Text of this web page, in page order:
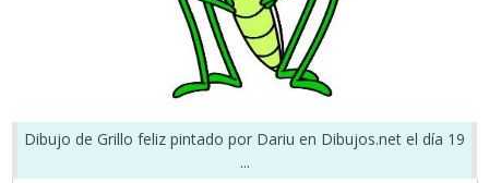
Dibujo de Grillo feliz pintado por Dariu en Dibujos.net el día 19
...